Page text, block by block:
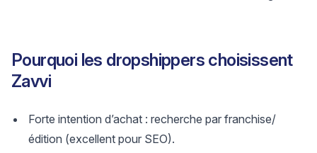
Pourquoi les dropshippers choisissent
Zavvi
Forte intention d’achat : recherche par franchise/
édition (excellent pour SEO).